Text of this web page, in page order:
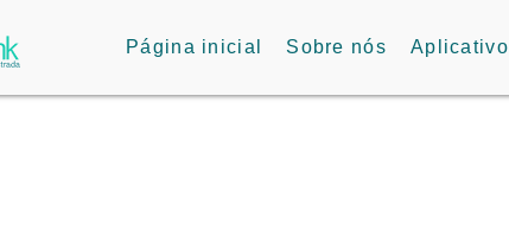
Página inicial Sobre nós Aplicativo